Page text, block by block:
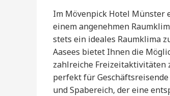
Im Mövenpick Hotel Münster
einem angenehmen
stets ein ideales Raumklima
Aasees bietet Ihnen die
zahlreiche Freizeitaktivitäten
perfekt für
und Spabereich, der eine